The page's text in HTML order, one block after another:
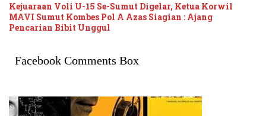
Kejuaraan Voli U-15 Se-Sumut Digelar, Ketua Korwil
MAVI Sumut Kombes Pol A Azas Siagian : Ajang
Pencarian Bibit Unggul
Facebook Comments Box